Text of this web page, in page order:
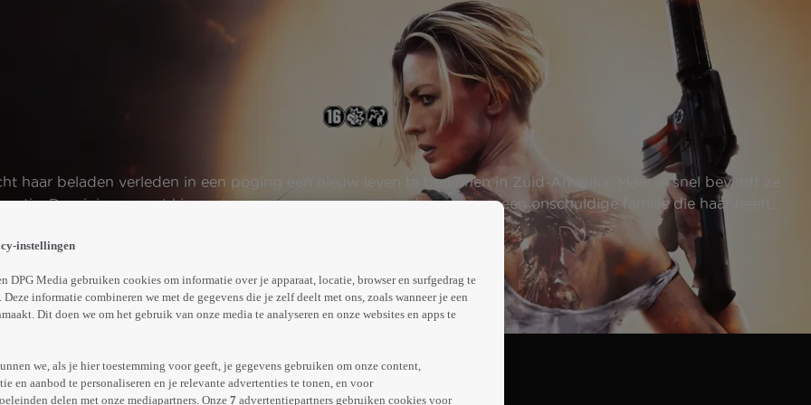
haar beladen verleden in een poging een nieuw leven te beginnen in Zuid-Amerika. Maar al snel bevindt ze
Dominique moet kiezen tussen haar eigen veiligheid en die van een onschuldige familie die haar heeft
Trailer
Meer
info
instellingen
DPG Media gebruiken cookies om informatie over je apparaat, locatie, browser en surfgedrag te
Deze informatie combineren we met de gegevens die je zelf deelt met ons, zoals wanneer je een
Dit doen we om het gebruik van onze media te analyseren en onze websites en apps te
we, als je hier toestemming voor geeft, je gegevens gebruiken om onze content,
en aanbod te personaliseren en je relevante advertenties te tonen, en voor
delen met onze mediapartners. Onze 7 advertentiepartners gebruiken cookies voor